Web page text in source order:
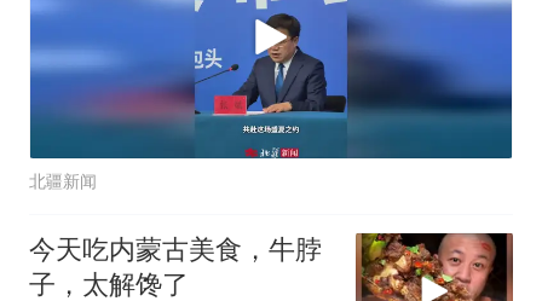
北疆新闻
今天吃内蒙古美食，牛脖
子，太解馋了